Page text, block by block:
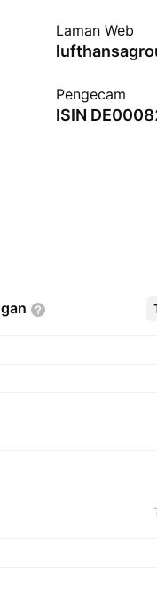
Laman Web
Pengecam
ISIN